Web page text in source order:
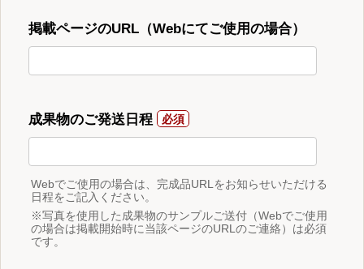
掲載ページのURL（Webにてご使用の場合）
成果物のご発送日程
Webでご使用の場合は、完成品URLをお知らせいただける
日程をご記入ください。
※写真を使用した成果物のサンプルご送付（Webでご使用
の場合は掲載開始時に当該ページのURLのご連絡）は必須
です。